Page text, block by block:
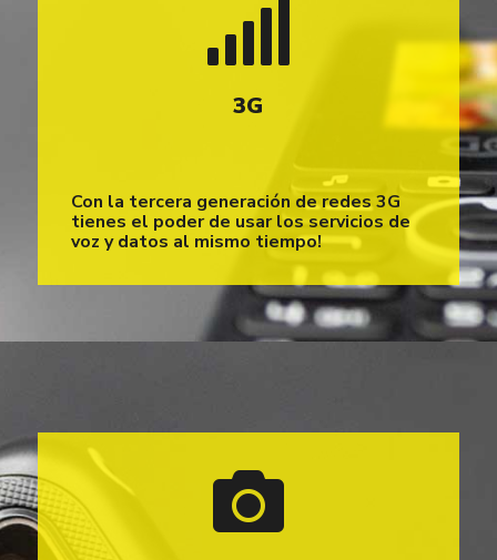
3G
Con la tercera generación de redes 3G
tienes el poder de usar los servicios de
voz y datos al mismo tiempo!